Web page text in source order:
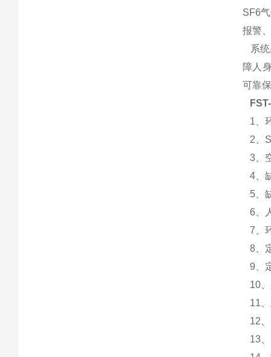
SF6
报警
系统
障人
可靠
1、
2、
3、
4、
5、
6、
7、
8、
9、
10、
11、
12、
13、